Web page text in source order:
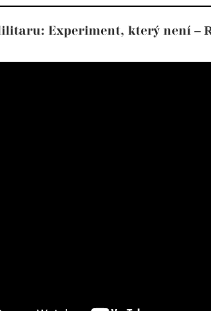
Experiment, který není–